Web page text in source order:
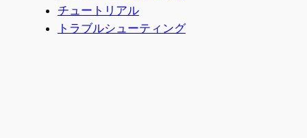
チュートリアル
トラブルシューティング